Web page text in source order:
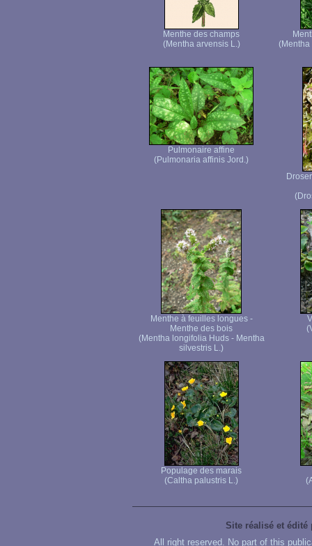
Menthe des champs
(Mentha arvensis L.)
Pulmonaire affine
(Pulmonaria affinis Jord.)
Menthe à feuilles longues -
Menthe des bois
(Mentha longifolia Huds - Mentha
silvestris L.)
Populage des marais
(Caltha palustris L.)
Site réalisé et édité
All right reserved. No part of this